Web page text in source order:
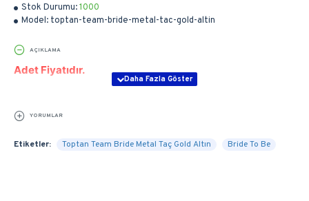
Stok Durumu:1000
Model: toptan-team-bride-metal-tac-gold-altin
AÇIKLAMA
Adet Fiyatıdır.
YORUMLAR
Etiketler: Toptan Team Bride Metal Taç Gold Altın Bride To Be